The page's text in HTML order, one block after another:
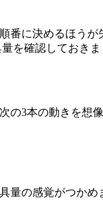
番に決めるほう
を確認しておきま
3本の動きを想
量の感覚がつかめ